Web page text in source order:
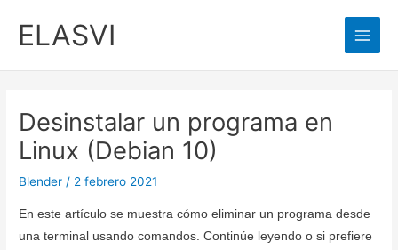
ELASVI
Main
Desinstalar un programa en
Linux (Debian 10)
Blender / 2 febrero 2021
En este artículo se muestra cómo eliminar un programa desde
una terminal usando comandos. Continúe leyendo o si prefiere